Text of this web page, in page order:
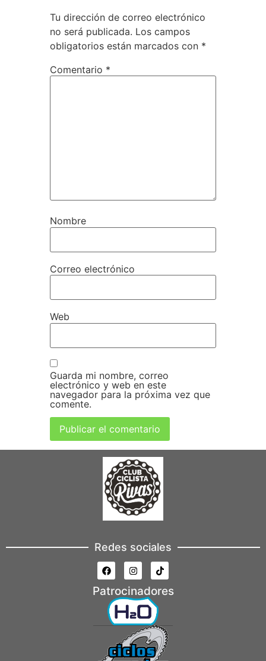
Tu dirección de correo electrónico
no será publicada. Los campos
obligatorios están marcados con *
Comentario *
Nombre
Correo electrónico
Web
Guarda mi nombre, correo
electrónico y web en este
navegador para la próxima vez que
comente.
Redes sociales
Patrocinadores